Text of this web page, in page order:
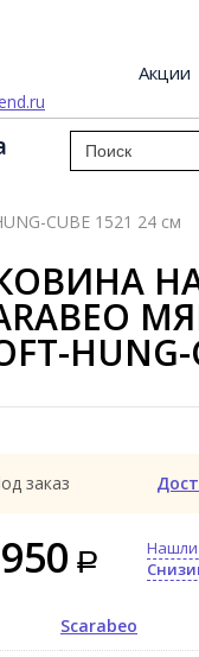
Акции
CUBE 1521 24 см
заказ
Scarabeo